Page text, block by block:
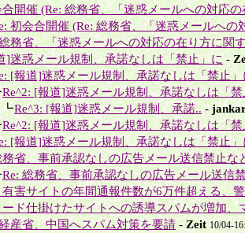
開催 (Re: 総務省、「迷惑メールへの対応
初会合開催 (Re: 総務省、「迷惑メールへの
務省、「迷惑メールへの対応の在り方に関
]迷惑メール規制、承諾なしは「禁止」に-
[報道]迷惑メール規制、承諾なしは「禁止」
Re^2: [報道]迷惑メール規制、承諾なしは「
Re^3: [報道]迷惑メール規制、承諾..-
Re^2: [報道]迷惑メール規制、承諾なしは「
[報道]迷惑メール規制、承諾なしは「禁止」
務省、事前承認なしの広告メール送信禁止な
Re: 総務省、事前承認なしの広告メール送信
害サイトの年間通報件数が6万件超える、
ド仕掛けたサイトへの誘導スパムが増加、
産省、中国へスパム対策を要請-Zeit 10/04-